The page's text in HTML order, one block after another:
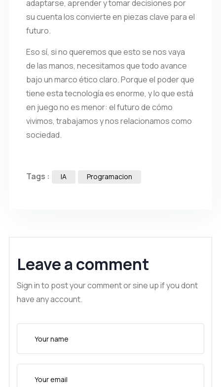
adaptarse, aprender y tomar decisiones por
su cuenta los convierte en piezas clave para el
futuro.
Eso sí, si no queremos que esto se nos vaya
de las manos, necesitamos que todo avance
bajo un marco ético claro. Porque el poder que
tiene esta tecnología es enorme, y lo que está
en juego no es menor: el futuro de cómo
vivimos, trabajamos y nos relacionamos como
sociedad.
Tags : IA Programacion
Leave a comment
Sign in to post your comment or sine up if you dont
have any account.